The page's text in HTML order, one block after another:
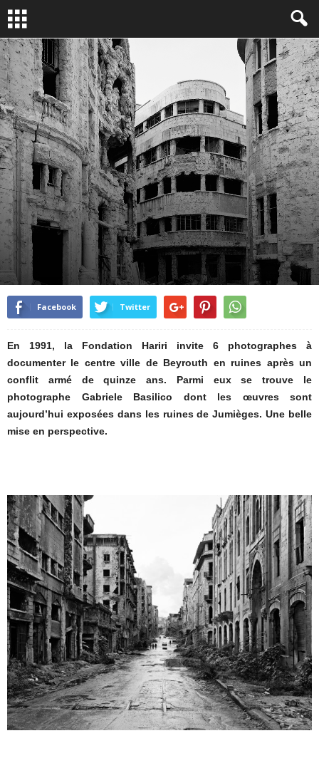
EXPOS
By Molly Benn- Mar 20, 2015 7118
0
Facebook
Twitter
En 1991, la Fondation Hariri invite 6 photographes à
documenter le centre ville de Beyrouth en ruines après un
conflit armé de quinze ans. Parmi eux se trouve le
photographe Gabriele Basilico dont les œuvres sont
aujourd’hui exposées dans les ruines de Jumièges. Une belle
mise en perspective.